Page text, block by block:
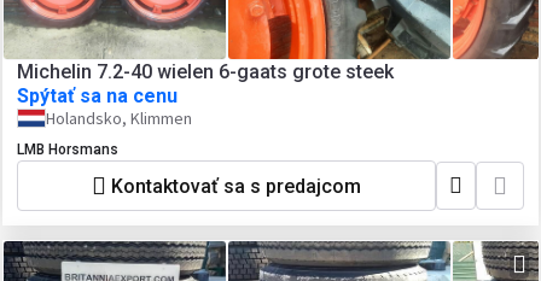
Michelin 7.2-40 wielen 6-gaats grote steek
Spýtať sa na cenu
Holandsko, Klimmen
LMB Horsmans
Kontaktovať sa s predajcom